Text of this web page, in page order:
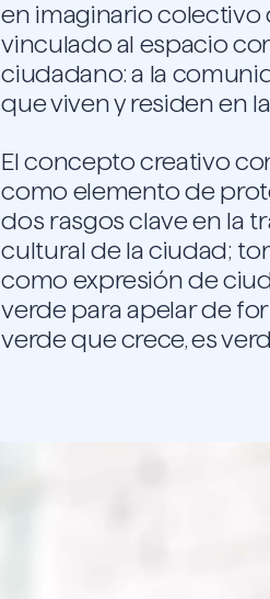
en imaginario colectivo
vinculado al espacio
ciudadano: a la
que viven y residen en
El concepto creativo
como elemento de
dos rasgos clave en la
cultural de la ciudad;
como expresión de
verde para apelar de
verde que crece, es